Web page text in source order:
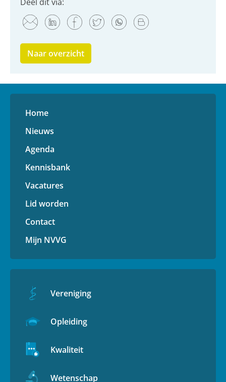
Naar overzicht
Home
Nieuws
Agenda
Kennisbank
Vacatures
Lid worden
Contact
Mijn NVVG
Vereniging
Opleiding
Kwaliteit
Wetenschap